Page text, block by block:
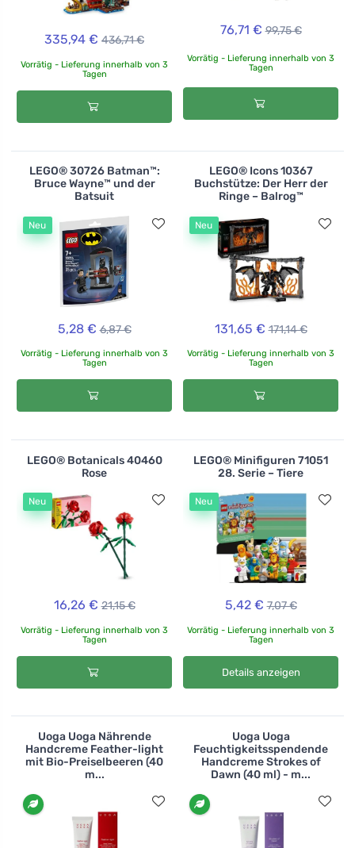
335,94 € 436,71 €
Vorrätig - Lieferung innerhalb von 3
Tagen
76,71 € 99,75 €
Vorrätig - Lieferung innerhalb von 3
Tagen
LEGO® 30726 Batman™:
Bruce Wayne™ und der
Batsuit
Neu
5,28 € 6,87 €
Vorrätig - Lieferung innerhalb von 3
Tagen
LEGO® Icons 10367
Buchstütze: Der Herr der
Ringe – Balrog™
Neu
131,65 € 171,14 €
Vorrätig - Lieferung innerhalb von 3
Tagen
LEGO® Botanicals 40460
Rose
Neu
16,26 € 21,15 €
Vorrätig - Lieferung innerhalb von 3
Tagen
LEGO® Minifiguren 71051
28. Serie – Tiere
Neu
5,42 € 7,07 €
Vorrätig - Lieferung innerhalb von 3
Tagen
Details anzeigen
Uoga Uoga Nährende
Handcreme Feather-light
mit Bio-Preiselbeeren (40
m...
Uoga Uoga
Feuchtigkeitsspendende
Handcreme Strokes of
Dawn (40 ml) - m...